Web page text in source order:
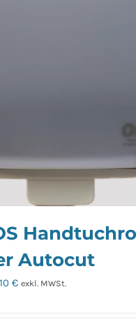
Autocut
€ exkl. MWSt.